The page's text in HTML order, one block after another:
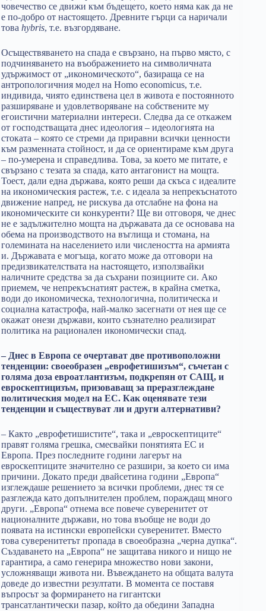
човечество се движи към бъдещето, което няма как да не
е по-добро от настоящето. Древните гърци са наричали
това hybris, т.е. възгордяване.
Осъществяването на спада е свързано, на първо място, с
подчиняването на въображението на символичната
удържимост от „икономическото“, базираща се на
антропологичния модел на Homo еconomicus, т.е.
индивида, чиято единствена цел в живота е постоянното
разширяване и удовлетворяване на собствените му
егоистични материални интереси. Следва да се откажем
от господстващата днес идеология – идеологията на
стоката – която се стреми да приравни всички ценности
към разменната стойност, и да се ориентираме към друга
– по-умерена и справедлива. Това, за което ме питате, е
свързано с тезата за спада, като антагонист на мощта.
Тоест, дали една държава, която реши да скъса с идеалите
на икономическия растеж, т.е. с идеала за непрекъснатото
движение напред, не рискува да отслабне на фона на
икономическите си конкуренти? Ще ви отговоря, че днес
не е задължително мощта на държавата да се основава на
обема на производството на въглища и стомана, на
големината на населението или числеността на армията
и. Държавата е могъща, когато може да отговори на
предизвикателствата на настоящето, използвайки
наличните средства за да съхрани позициите си. Ако
приемем, че непрекъснатият растеж, в крайна сметка,
води до икономическа, технологична, политическа и
социална катастрофа, най-малко засегнати от нея ще се
окажат онези държави, които съзнателно реализират
политика на рационален икономически спад.
– Днес в Европа се очертават две противоположни
тенденции: своеобразен „еврофетишизъм“, съчетан с
голяма доза евроатлантизъм, подкрепян от САЩ, и
евроскептицизъм, призоваващ за преразглеждане
политическия модел на ЕС. Как оценявате тези
тенденции и съществуват ли и други алтернативи?
– Както „еврофетишистите“, така и „евроскептиците“
правят голяма грешка, смесвайки понятията ЕС и
Европа. През последните години лагерът на
евроскептиците значително се разшири, за което си има
причини. Докато преди двайсетина години „Европа“
изглеждаше решението за всички проблеми, днес тя се
разглежда като допълнителен проблем, пораждащ много
други. „Европа“ отнема все повече суверенитет от
националните държави, но това въобще не води до
появата на истински европейски суверенитет. Вместо
това суверенитетът пропада в своеобразна „черна дупка“.
Създаването на „Европа“ не защитава никого и нищо не
гарантира, а само генерира множество нови закони,
усложняващи живота ни. Въвеждането на общата валута
доведе до известни резултати. В момента се поставя
въпросът за формирането на гигантски
трансатлантически пазар, който да обедини Западна